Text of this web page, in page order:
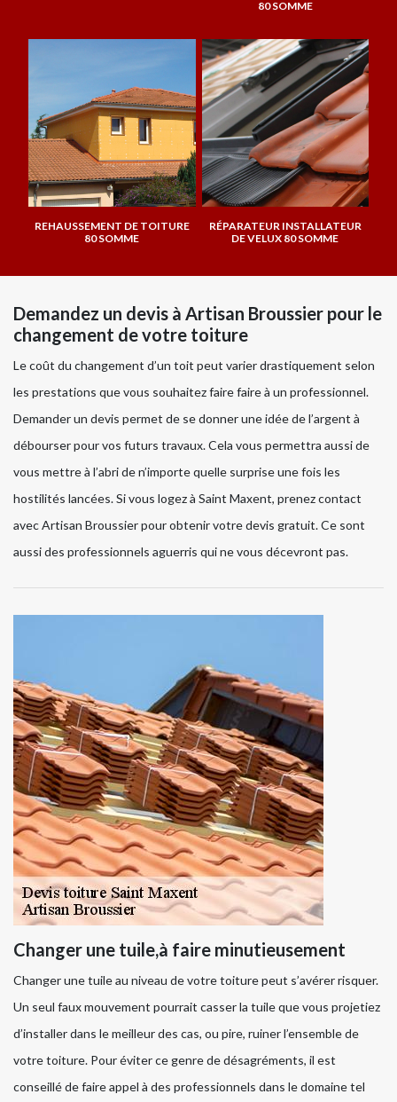
80 SOMME
REHAUSSEMENT DE TOITURE
80 SOMME
RÉPARATEUR INSTALLATEUR
DE VELUX 80 SOMME
Demandez un devis à Artisan Broussier pour le
changement de votre toiture
Le coût du changement d’un toit peut varier drastiquement selon
les prestations que vous souhaitez faire faire à un professionnel.
Demander un devis permet de se donner une idée de l’argent à
débourser pour vos futurs travaux. Cela vous permettra aussi de
vous mettre à l’abri de n’importe quelle surprise une fois les
hostilités lancées. Si vous logez à Saint Maxent, prenez contact
avec Artisan Broussier pour obtenir votre devis gratuit. Ce sont
aussi des professionnels aguerris qui ne vous décevront pas.
Changer une tuile,à faire minutieusement
Changer une tuile au niveau de votre toiture peut s’avérer risquer.
Un seul faux mouvement pourrait casser la tuile que vous projetiez
d’installer dans le meilleur des cas, ou pire, ruiner l’ensemble de
votre toiture. Pour éviter ce genre de désagréments, il est
conseillé de faire appel à des professionnels dans le domaine tel